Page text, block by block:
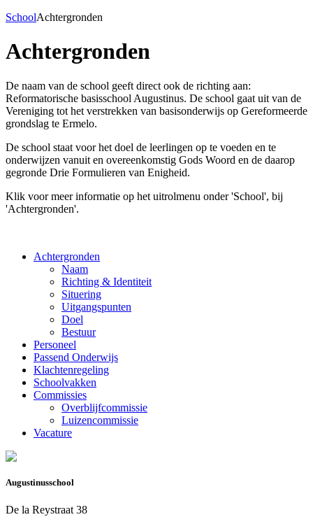
SchoolAchtergronden
Achtergronden
De naam van de school geeft direct ook de richting aan:
Reformatorische basisschool Augustinus. De school gaat uit van de
Vereniging tot het verstrekken van basisonderwijs op Gereformeerde
grondslag te Ermelo.
De school staat voor het doel de leerlingen op te voeden en te
onderwijzen vanuit en overeenkomstig Gods Woord en de daarop
gegronde Drie Formulieren van Enigheid.
Klik voor meer informatie op het uitrolmenu onder 'School', bij
'Achtergronden'.
Achtergronden
Naam
Richting & Identiteit
Situering
Uitgangspunten
Doel
Bestuur
Personeel
Passend Onderwijs
Klachtenregeling
Schoolvakken
Commissies
Overblijfcommissie
Luizencommissie
Vacature
Augustinusschool
De la Reystraat 38